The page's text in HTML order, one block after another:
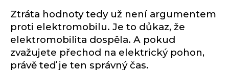
Ztráta hodnoty tedy už není argumentem
proti elektromobilu. Je to důkaz, že
elektromobilita dospěla. A pokud
zvažujete přechod na elektrický pohon,
právě teď je ten správný čas.